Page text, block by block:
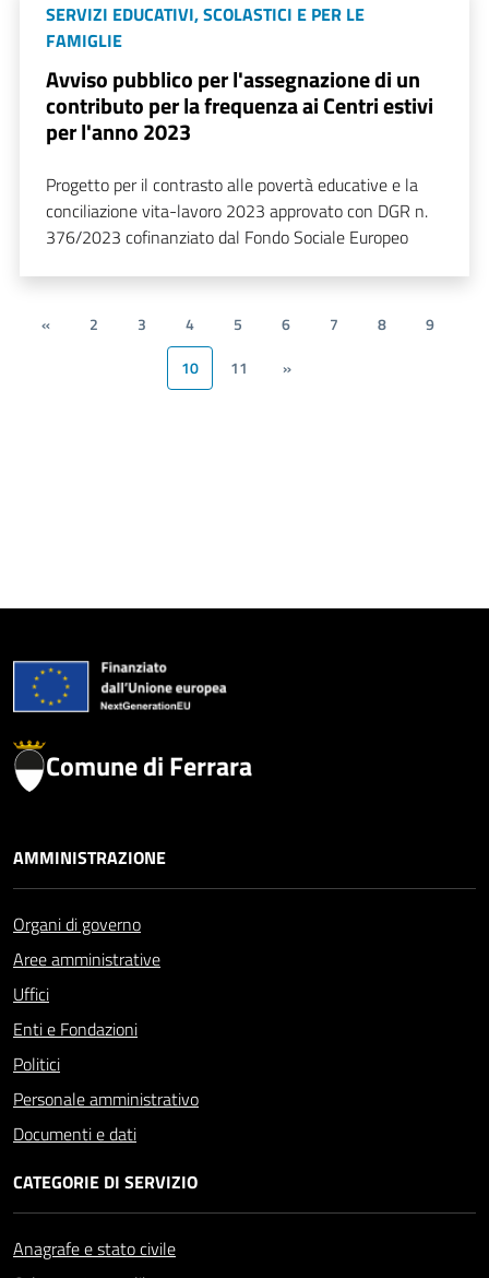
SERVIZI EDUCATIVI, SCOLASTICI E PER LE
FAMIGLIE
Avviso pubblico per l'assegnazione di un
contributo per la frequenza ai Centri estivi
per l'anno 2023
Progetto per il contrasto alle povertà educative e la
conciliazione vita-lavoro 2023 approvato con DGR n.
376/2023 cofinanziato dal Fondo Sociale Europeo
« 2 3 4 5 6 7 8
9
10
11 »
Comune di Ferrara
AMMINISTRAZIONE
Organi di governo
Aree amministrative
Uffici
Enti e Fondazioni
Politici
Personale amministrativo
Documenti e dati
CATEGORIE DI SERVIZIO
Anagrafe e stato civile